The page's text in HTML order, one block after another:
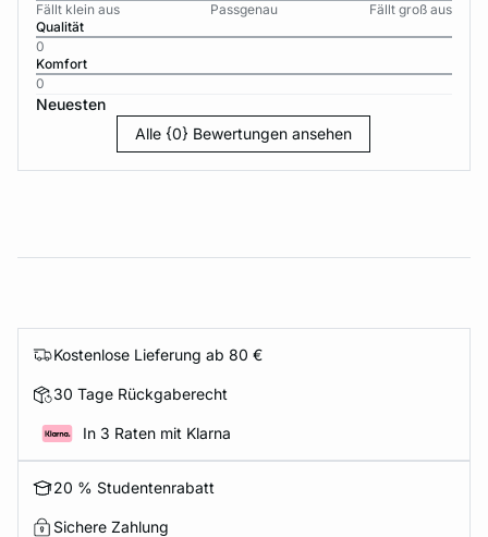
Fällt klein aus
Passgenau
Fällt groß aus
Qualität
0
Komfort
0
Neuesten
Alle {0} Bewertungen ansehen
Kostenlose Lieferung ab 80 €
30 Tage Rückgaberecht
In 3 Raten mit Klarna
20 % Studentenrabatt
Sichere Zahlung